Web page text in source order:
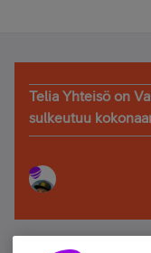
Telia Yhteisö on
sulkeutuu